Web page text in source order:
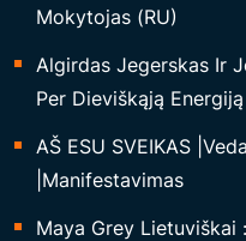
Mokytojas (RU)
Algirdas Jegerskas Ir
Per Dieviškąją Energiją
AŠ ESU SVEIKAS
|Manifestavimas
Maya Grey Lietuviškai